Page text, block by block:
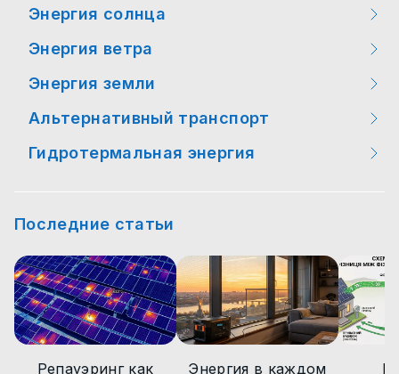
Энергия солнца
Мероприятия
Интересные факты
Новости законодательства
Энергия ветра
Мероприятия
Интересные факты
Новости технологий
Энергия земли
Интересные факты
Новости технологий
Новости
Альтернативный транспорт
Мероприятия
Новости технологий
Статьи
Новости
Гидротермальная энергия
Статьи
Новости
Последние статьи
Репауэринг как
Энергия в каждом